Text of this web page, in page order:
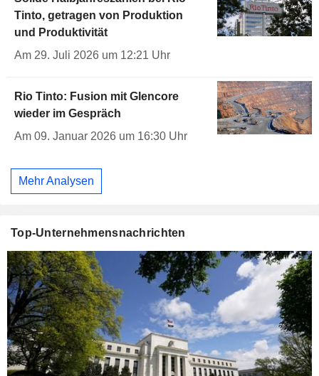
Tinto, getragen von Produktion
und Produktivität
Am 29. Juli 2026 um 12:21 Uhr
Rio Tinto: Fusion mit Glencore
wieder im Gespräch
Am 09. Januar 2026 um 16:30 Uhr
Mehr Analysen
Top-Unternehmensnachrichten